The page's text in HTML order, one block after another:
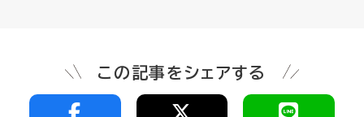
この記事をシェアする